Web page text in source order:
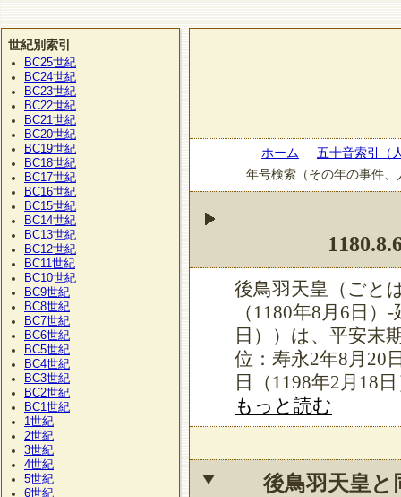
ホーム
五十音索引（
年号検索（その年の事件
後鳥羽天皇（ごと
（1180年8月6日
日））は、平安末
位：寿永2年8月20
日（1198年2月18
もっと読む
後鳥羽天皇と
世紀別索引
BC25世紀
BC24世紀
BC23世紀
BC22世紀
BC21世紀
BC20世紀
BC19世紀
BC18世紀
BC17世紀
BC16世紀
BC15世紀
BC14世紀
BC13世紀
BC12世紀
BC11世紀
BC10世紀
BC9世紀
BC8世紀
BC7世紀
BC6世紀
BC5世紀
BC4世紀
BC3世紀
BC2世紀
BC1世紀
1世紀
2世紀
3世紀
4世紀
5世紀
6世紀